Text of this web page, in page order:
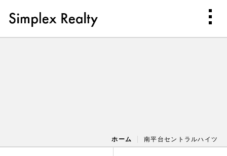
ホーム 南平台セントラルハイツ